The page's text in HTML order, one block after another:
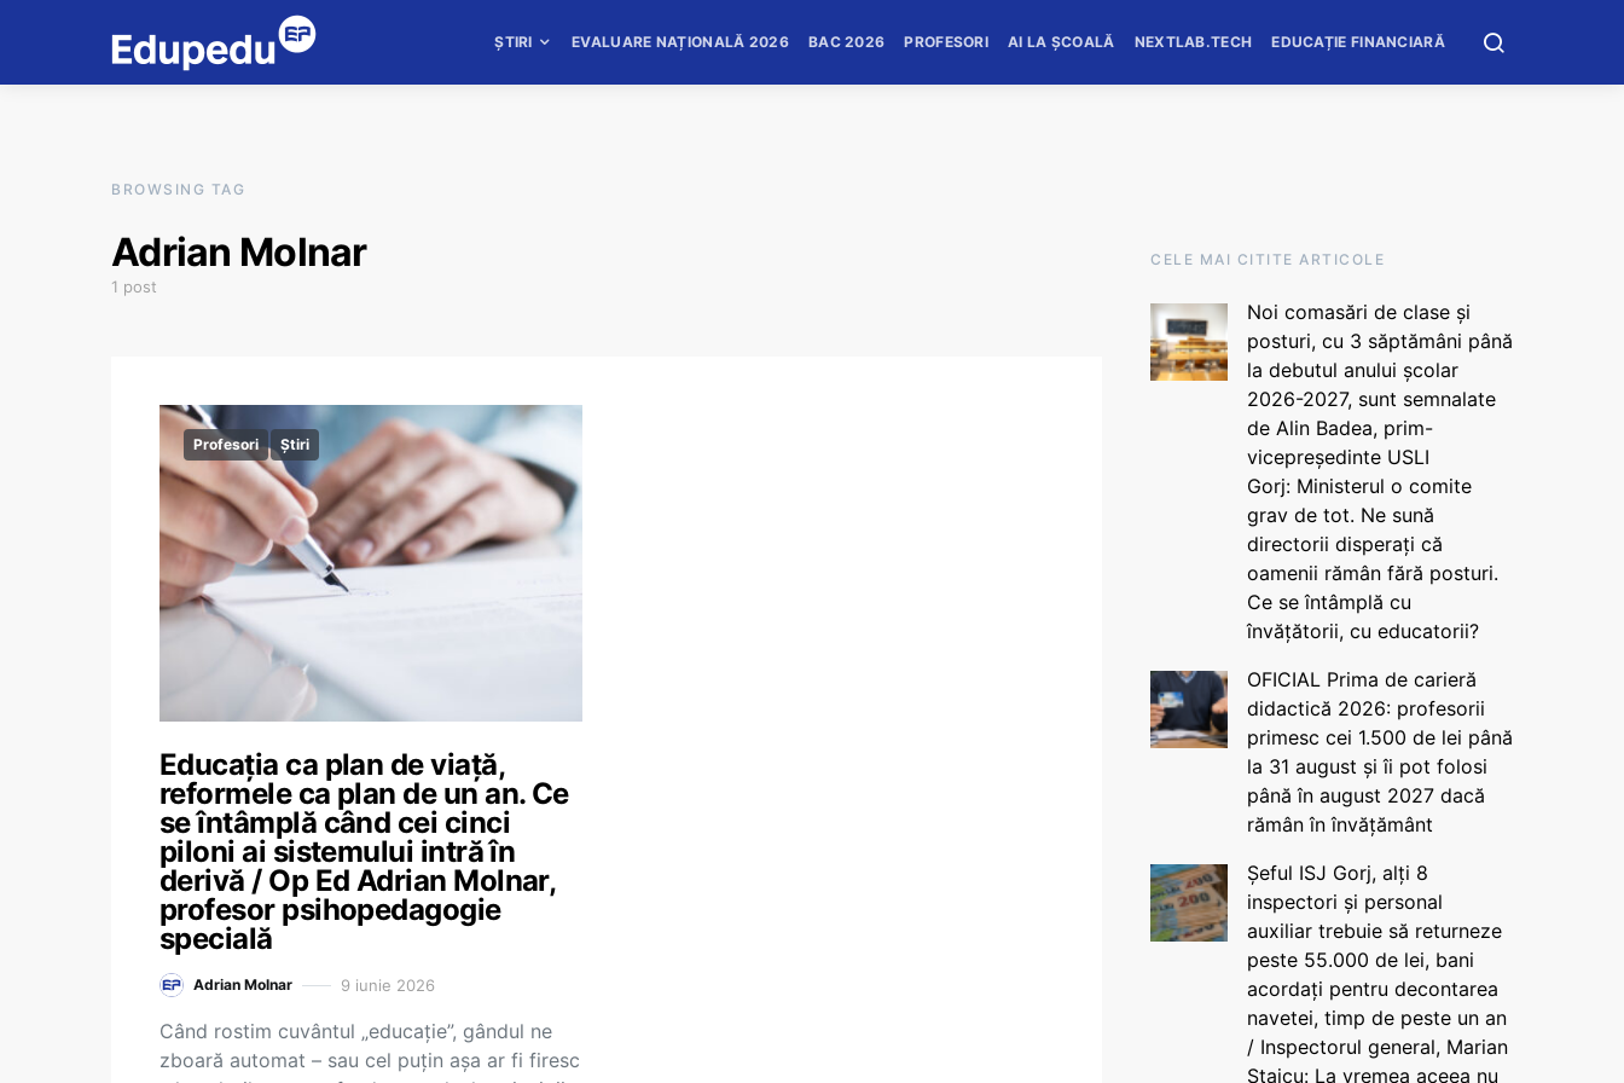
ȘTIRI EVALUARE NAȚIONALĂ 2026 BAC 2026 PROFESORI AI LA ȘCOALĂ NEXTLAB.TECH EDUCAȚIE FINANCIARĂ
BROWSING TAG
Adrian Molnar
1 post
Profesori Știri
Educația ca plan de viață,
reformele ca plan de un an. Ce
se întâmplă când cei cinci
piloni ai sistemului intră în
derivă / Op Ed Adrian Molnar,
profesor psihopedagogie
specială
Adrian Molnar 9 iunie 2026
Când rostim cuvântul „educație”, gândul ne
zboară automat – sau cel puțin așa ar fi firesc
CELE MAI CITITE ARTICOLE
Noi comasări de clase și
posturi, cu 3 săptămâni până
la debutul anului școlar
2026-2027, sunt semnalate
de Alin Badea, prim-
vicepreședinte USLI
Gorj: Ministerul o comite
grav de tot. Ne sună
directorii disperați că
oamenii rămân fără posturi.
Ce se întâmplă cu
învățătorii, cu educatorii?
OFICIAL Prima de carieră
didactică 2026: profesorii
primesc cei 1.500 de lei până
la 31 august și îi pot folosi
până în august 2027 dacă
rămân în învățământ
Șeful ISJ Gorj, alți 8
inspectori și personal
auxiliar trebuie să returneze
peste 55.000 de lei, bani
acordați pentru decontarea
navetei, timp de peste un an
/ Inspectorul general, Marian
Staicu: La vremea aceea nu